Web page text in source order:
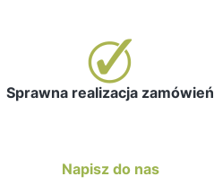
Sprawna realizacja zamówień
Napisz do nas